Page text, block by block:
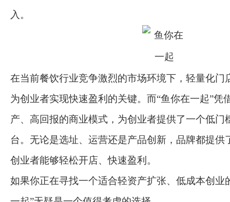
入。
在当前餐饮行业竞争激烈的市场环境下，轻量化门
为创业者实现快速盈利的关键。而“鱼你在一起”凭
产、高回报的商业模式，为创业者提供了一个低门
台。无论是选址、运营还是产品创新，品牌都提供
创业者能够轻松开店、快速盈利。
如果你正在寻找一个适合轻资产扩张、低成本创业